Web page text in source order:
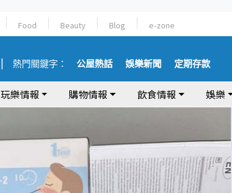
Food Beauty Blog e-zone
熱門關鍵字： 公屋熱話 娛樂新聞 定期存款
玩樂情報 購物情報 飲食情報 娛樂